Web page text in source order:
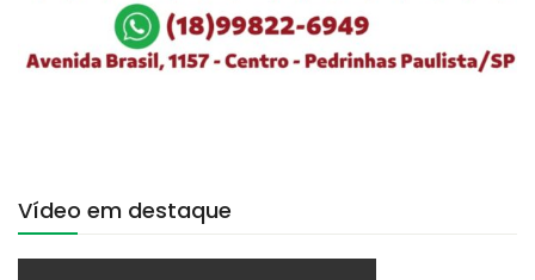
Vídeo em destaque